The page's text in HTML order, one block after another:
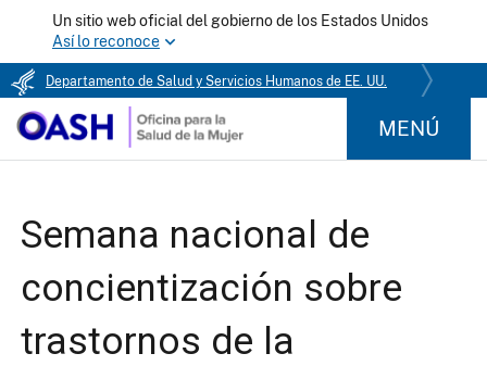
Un sitio web oficial del gobierno de los Estados Unidos
Así lo reconoce
Departamento de Salud y Servicios Humanos de EE. UU.
MENÚ
Semana nacional de
concientización sobre
trastornos de la